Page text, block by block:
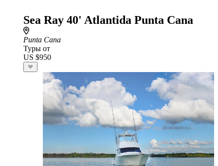
Sea Ray 40' Atlantida Punta Cana
Punta Cana
Туры от
US $950